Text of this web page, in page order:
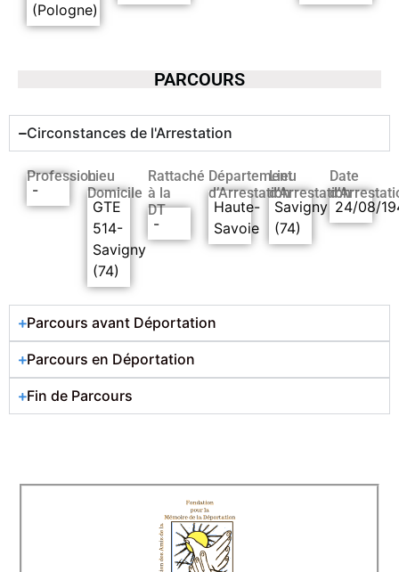
(Pologne)
PARCOURS
Circonstances de l'Arrestation
Profession
-
Lieu
Domicile
GTE
514-
Savigny
(74)
Rattaché
à la
DT
-
Département
d’Arrestation
Haute-
Savoie
Lieu
d’Arrestation
Savigny
(74)
Date
24/08/
Parcours avant Déportation
Parcours en Déportation
Fin de Parcours